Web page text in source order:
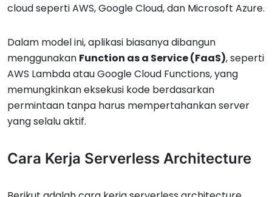
cloud seperti AWS, Google Cloud, dan Microsoft Azure.
Dalam model ini, aplikasi biasanya dibangun
menggunakan Function as a Service (FaaS), seperti
AWS Lambda atau Google Cloud Functions, yang
memungkinkan eksekusi kode berdasarkan
permintaan tanpa harus mempertahankan server
yang selalu aktif.
Cara Kerja Serverless Architecture